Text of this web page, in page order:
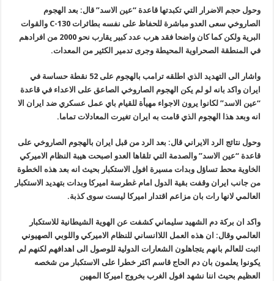
وحول حجم الاضرار التي تكبدتها قاعدة “عين الاسد” قال: بعد الهجوم
الصاروخي سعى العدو مباشرة للحفاظ على نفسه بطائرات C-130 والقوات
البرية ولكن كما كان واضحا فقد هرب عدد كبير يقارب نحو 2000 من افرادهم
في المنطقة الصحراوية المحيطة وجرى تدمير الكثير من المعدات.
واشار الى التهديد الذي اطلقه ترامب بالهجوم على 52 نقطة حساسة في
ايران واكد بانه لو لم يكن الهجوم الصاروخي الصاعق على الاعداء في قاعدة
“عين الاسد” لكانوا يرون الاجواء مهيأة للقيام باي عمل عسكري ضد ايران الا
انه وبعد هذا الهجوم الذي قامت به ايران تغيرت المعادلات تماما.
وحول نتائج الرد الايراني قال: بعد الرد من قبل ايران بالهجوم الصاروخي على
قاعدة “عين الاسد” والصدمة التي تلقاها العدو اصبحت هيبة النظام الاميركي
الخاوية محط تساؤل وبدات مسيرة افول الاستكبار بحيث انه بعد هذه الخطوة
من جانب ايران وقفت بقية الدول امام غطرسة اميركا وبدات بتهديد الاستكبار
العالمي لانها رات بان مزاعم اقتدار اميركا ليست سوى كذبة.
واكد ان بركة دم الشهيد سليماني كشفت عن الهوية الشيطانية للاستكبار
العالمي وقال: ان هذه العمل اللاانساني للنظام الاميركي واللوبي الصهيوني
اثبت للعالم بانهم يتجاهلون الشعارات الدولية للوصول الى اهدافهم لكنهم لم
يكونوا يعلمون بان دم الحاج قاسم اكثر خطرا على الاستكبار من شخصه
العظيم بحيث اننا نشهد افول الغرب بخروج اميركا المهين